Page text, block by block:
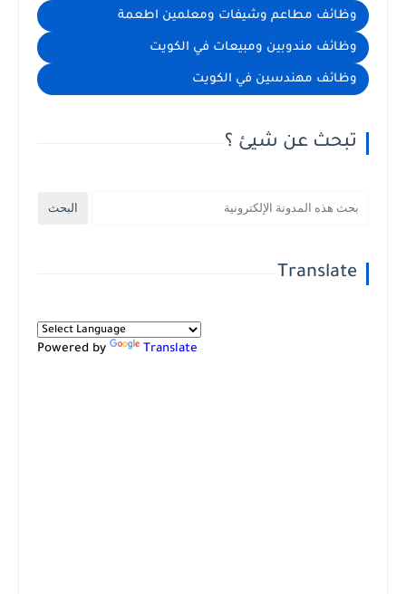
وظائف مطاعم وشيفات ومعلمين اطعمة
وظائف مندوبين ومبيعات في الكويت
وظائف مهندسين في الكويت
تبحث عن شيئ ؟
Translate
Powered by Translate